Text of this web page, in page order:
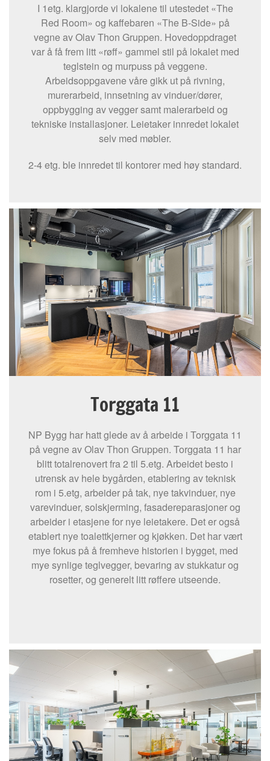
I 1etg. klargjorde vi lokalene til utestedet «The
Red Room» og kaffebaren «The B-Side» på
vegne av Olav Thon Gruppen. Hovedoppdraget
var å få frem litt «røff» gammel stil på lokalet med
teglstein og murpuss på veggene.
Arbeidsoppgavene våre gikk ut på rivning,
murerarbeid, innsetning av vinduer/dører,
oppbygging av vegger samt malerarbeid og
tekniske installasjoner. Leietaker innredet lokalet
selv med møbler.
2-4 etg. ble innredet til kontorer med høy standard.
Torggata 11
NP Bygg har hatt glede av å arbeide i Torggata 11
på vegne av Olav Thon Gruppen. Torggata 11 har
blitt totalrenovert fra 2 til 5.etg. Arbeidet besto i
utrensk av hele bygården, etablering av teknisk
rom i 5.etg, arbeider på tak, nye takvinduer, nye
varevinduer, solskjerming, fasadereparasjoner og
arbeider i etasjene for nye leietakere. Det er også
etablert nye toalettkjerner og kjøkken. Det har vært
mye fokus på å fremheve historien i bygget, med
mye synlige teglvegger, bevaring av stukkatur og
rosetter, og generelt litt røffere utseende.